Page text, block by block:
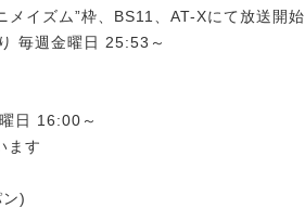
イズム”枠、BS11、AT-Xにて放送開始
毎週金曜日 25:53～
日 16:00～
ます
)